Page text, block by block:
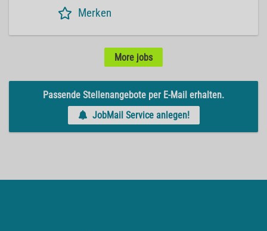
Merken
More jobs
Passende Stellenangebote per E-Mail erhalten.
JobMail Service anlegen!